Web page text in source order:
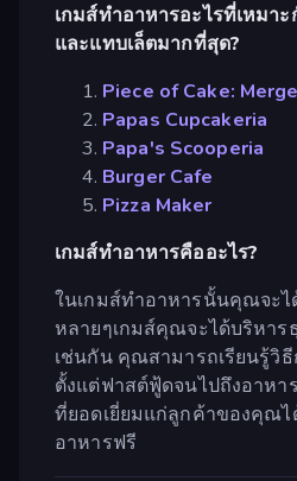
เกมส์ทำอาหารอะไรที่เหมา
และแทบเล็ตมากที่สุด?
Piece of Cake:
Papas Cupcakeria
Papa's Scooperia
Burger Cafe
Pizza Maker
เกมส์ทำอาหารคืออะไร?
ในเกมส์ทำอาหารนั้นคุณจะ
หลายๆเกมส์คุณจะได้บริหาร
เช่นกัน คุณสามารถเรียนรู้วิ
ตั้งแต่ฟาสต์ฟู้ดจนไปถึงอาหา
ที่ยอดเยี่ยมแก่ลูกค้าของคุณไ
อาหารฟรี